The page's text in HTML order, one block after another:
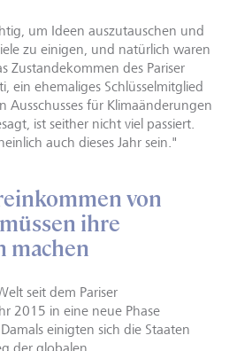
um Ideen auszutauschen und
zu einigen, und natürlich waren
Zustandekommen des Pariser
ein ehemaliges Schlüsselmitglied
Ausschusses für Klimaänderungen
ist seither nicht viel passiert.
auch dieses Jahr sein."
von
ihre
machen
seit dem Pariser
2015 in eine neue Phase
einigten sich die Staaten
der globalen